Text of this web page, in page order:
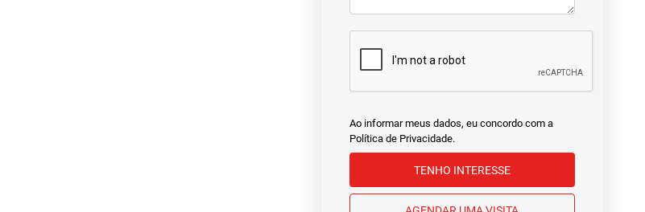
Ao informar meus dados, eu concordo com a
Política de Privacidade.
TENHO INTERESSE